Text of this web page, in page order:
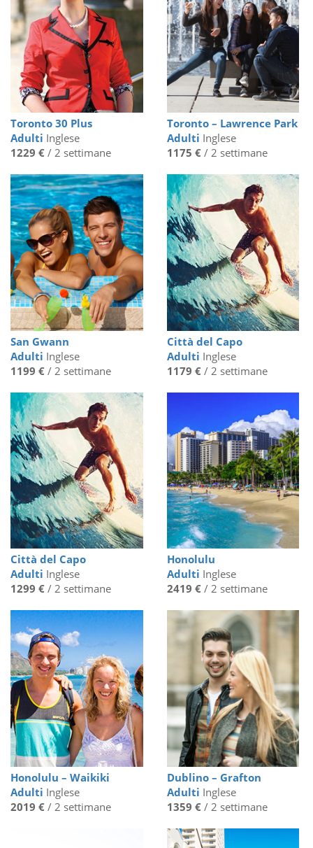
Toronto 30 Plus
Adulti Inglese
1229 € / 2 settimane
Toronto – Lawrence Park
Adulti Inglese
1175 €/ 2 settimane
San Gwann
Adulti Inglese
1199 € / 2 settimane
Città del Capo
Adulti Inglese
1179 €/ 2 settimane
Città del Capo
Adulti Inglese
1299 € / 2 settimane
Honolulu
Adulti Inglese
2419 €/ 2 settimane
Honolulu – Waikiki
Adulti Inglese
2019 € / 2 settimane
Dublino – Grafton
Adulti Inglese
1359 €/ 2 settimane